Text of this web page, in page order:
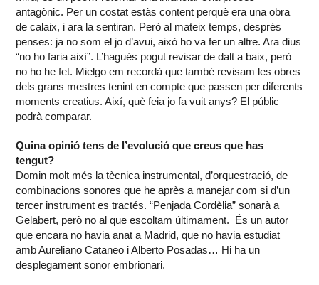
antagònic. Per un costat estàs content perquè era una obra
de calaix, i ara la sentiran. Però al mateix temps, després
penses: ja no som el jo d’avui, això ho va fer un altre. Ara dius
“no ho faria així”. L’hagués pogut revisar de dalt a baix, però
no ho he fet. Mielgo em recordà que també revisam les obres
dels grans mestres tenint en compte que passen per diferents
moments creatius. Així, què feia jo fa vuit anys? El públic
podrà comparar.
Quina opinió tens de l’evolució que creus que has
tengut?
Domin molt més la tècnica instrumental, d’orquestració, de
combinacions sonores que he après a manejar com si d’un
tercer instrument es tractés. “Penjada Cordèlia” sonarà a
Gelabert, però no al que escoltam últimament. És un autor
que encara no havia anat a Madrid, que no havia estudiat
amb Aureliano Cataneo i Alberto Posadas… Hi ha un
desplegament sonor embrionari.